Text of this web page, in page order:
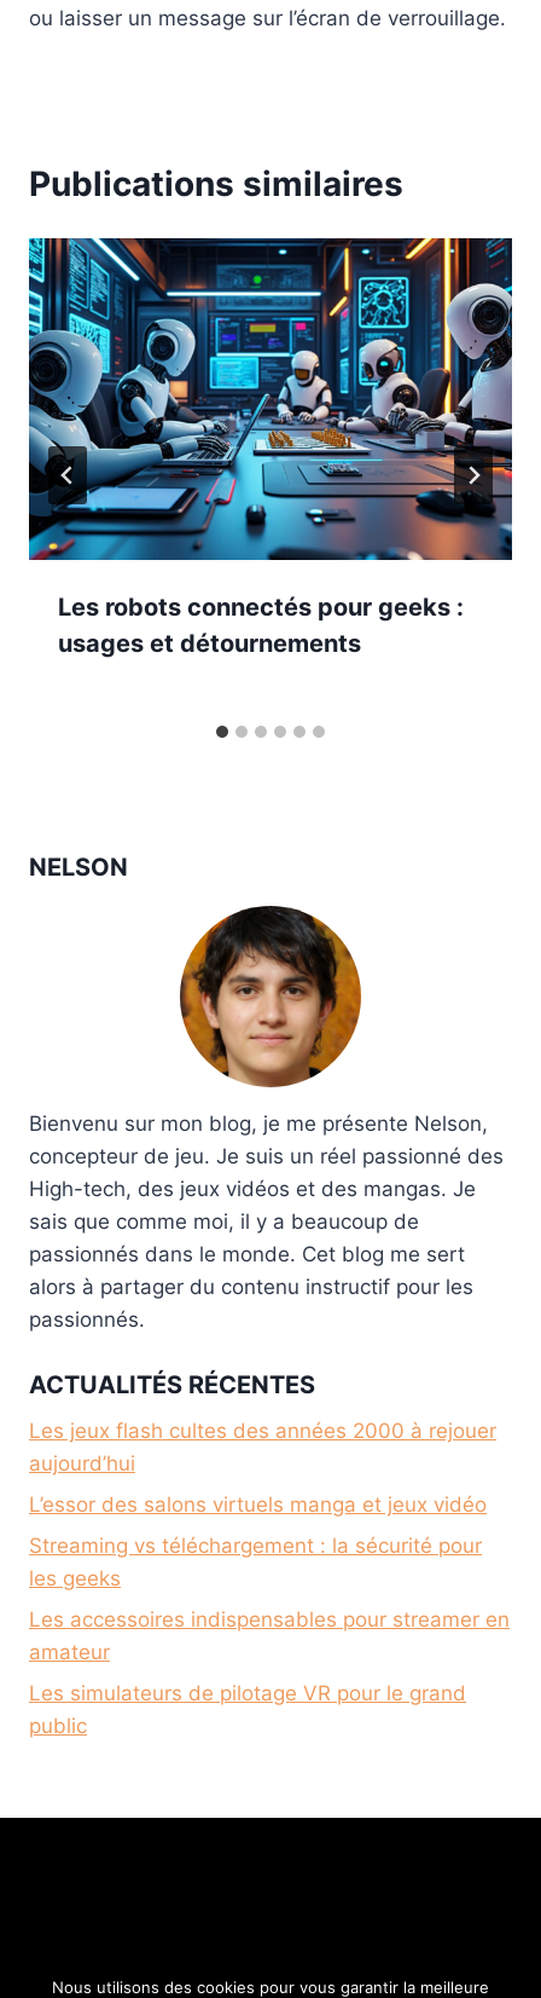
ou laisser un message sur l’écran de verrouillage.
Publications similaires
Les robots connectés pour geeks :
usages et détournements
NELSON
Bienvenu sur mon blog, je me présente Nelson,
concepteur de jeu. Je suis un réel passionné des
High-tech, des jeux vidéos et des mangas. Je
sais que comme moi, il y a beaucoup de
passionnés dans le monde. Cet blog me sert
alors à partager du contenu instructif pour les
passionnés.
ACTUALITÉS RÉCENTES
Les jeux flash cultes des années 2000 à rejouer
aujourd’hui
L’essor des salons virtuels manga et jeux vidéo
Streaming vs téléchargement : la sécurité pour
les geeks
Les accessoires indispensables pour streamer en
amateur
Les simulateurs de pilotage VR pour le grand
public
Nous utilisons des cookies pour vous garantir la meilleure